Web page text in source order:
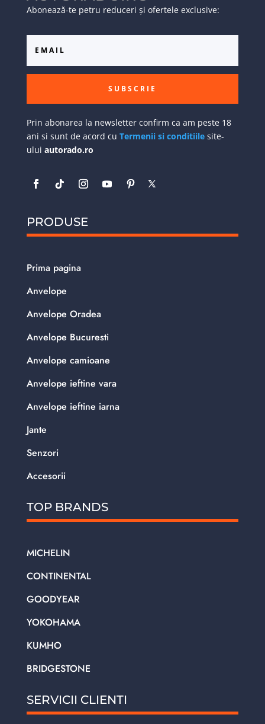
Abonează-te petru reduceri și ofertele exclusive:
SUBSCRIE
Prin abonarea la newsletter confirm ca am peste 18
ani si sunt de acord cu Termenii si conditiilesite-
ului autorado.ro
PRODUSE
Prima pagina
Anvelope
Anvelope Oradea
Anvelope Bucuresti
Anvelope camioane
Anvelope ieftine vara
Anvelope ieftine iarna
Jante
Senzori
Accesorii
TOP BRANDS
MICHELIN
CONTINENTAL
GOODYEAR
YOKOHAMA
KUMHO
BRIDGESTONE
SERVICII CLIENTI